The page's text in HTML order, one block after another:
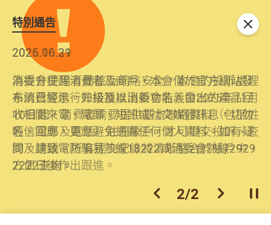
特別通告
2026.06.29
消委會提醒消費者及商戶，本會僅於官方網站發
布消費警示。如接獲以消委會名義發出的產品回
收相關來電、電郵、短訊或社交媒體訊息，切勿
輕信回應，更應避免透露任何個人資料。如有疑
問，請致電防騙易熱線18222或消委會熱線2929
2222查詢。
2025.10.31
為提升使用者體驗及網絡安全，本會的投訴處理
系統已經進行升級及推出新功能。由2025年11月
10日起，消費者需要提供基本聯絡資料（包括姓
名、電郵及電話）註冊帳戶，才可提交投訴、查
詢及建議。所有提交紀錄將清晰整合於帳戶中，
方便日後作出跟進。
上一個
2/2 下一個開
關閉